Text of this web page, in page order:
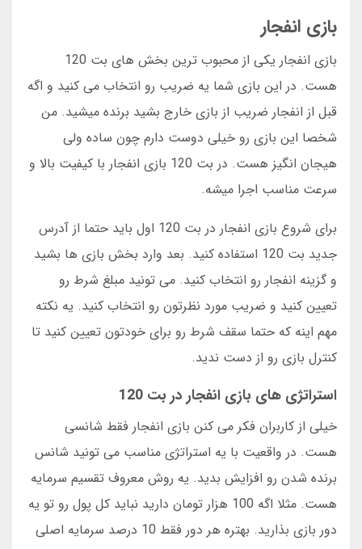
بازی انفجار
بازی انفجار یکی از محبوب ترین بخش های بت 120
هست. در این بازی شما یه ضریب رو انتخاب می کنید و اگه
قبل از انفجار ضریب از بازی خارج بشید برنده میشید. من
شخصا این بازی رو خیلی دوست دارم چون ساده ولی
هیجان انگیز هست. در بت 120 بازی انفجار با کیفیت بالا و
سرعت مناسب اجرا میشه.
برای شروع بازی انفجار در بت 120 اول باید حتما از آدرس
جدید بت 120 استفاده کنید. بعد وارد بخش بازی ها بشید
و گزینه انفجار رو انتخاب کنید. می تونید مبلغ شرط رو
تعیین کنید و ضریب مورد نظرتون رو انتخاب کنید. یه نکته
مهم اینه که حتما سقف شرط رو برای خودتون تعیین کنید تا
کنترل بازی رو از دست ندید.
استراتژی های بازی انفجار در بت 120
خیلی از کاربران فکر می کنن بازی انفجار فقط شانسی
هست. در واقعیت با یه استراتژی مناسب می تونید شانس
برنده شدن رو افزایش بدید. یه روش معروف تقسیم سرمایه
هست. مثلا اگه 100 هزار تومان دارید نباید کل پول رو تو یه
دور بازی بذارید. بهتره هر دور فقط 10 درصد سرمایه اصلی